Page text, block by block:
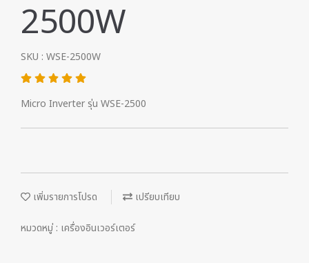
2500W
SKU : WSE-2500W
Micro Inverter รุ่น WSE-2500
เพิ่มรายการโปรด เปรียบเทียบ
หมวดหมู่ : เครื่องอินเวอร์เตอร์